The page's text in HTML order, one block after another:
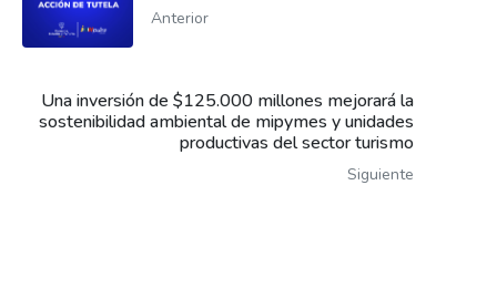
Anterior
Una inversión de $125.000 millones mejorará la
sostenibilidad ambiental de mipymes y unidades
productivas del sector turismo
Siguiente